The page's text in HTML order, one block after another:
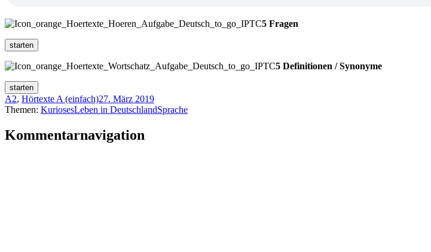
5 Fragen
5 Definitionen / Synonyme
A2, Hörtexte A (einfach)27. März 2019
Themen: KuriosesLeben in DeutschlandSprache
Kommentarnavigation